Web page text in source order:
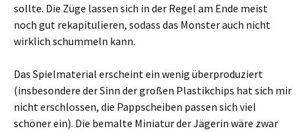
sollte. Die Züge lassen sich in der Regel am Ende meist
noch gut rekapitulieren, sodass das Monster auch nicht
wirklich schummeln kann.
Das Spielmaterial erscheint ein wenig überproduziert
(insbesondere der Sinn der großen Plastikchips hat sich mir
nicht erschlossen, die Pappscheiben passen sich viel
schöner ein). Die bemalte Miniatur der Jägerin wäre zwar